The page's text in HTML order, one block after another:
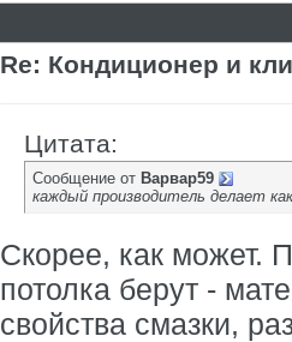
Re: Кондиционер и
Цитата:
Сообщение от Варвар59
каждый производитель делает
Скорее, как может.
потолка берут -
свойства смазки,